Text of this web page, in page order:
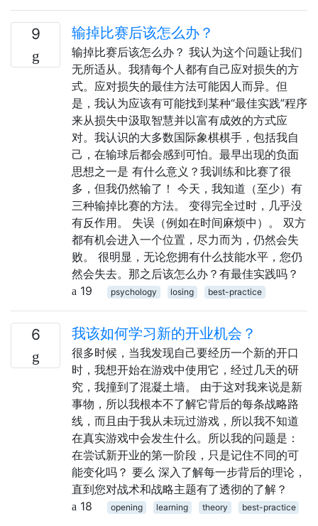
9 输掉比赛后该怎么办？
输掉比赛后该怎么办？ 我认为这个问题让我们
无所适从。我猜每个人都有自己应对损失的方
式。应对损失的最佳方法可能因人而异。但
是，我认为应该有可能找到某种“最佳实践”程序
来从损失中汲取智慧并以富有成效的方式应
对。我认识的大多数国际象棋棋手，包括我自
己，在输球后都会感到可怕。最早出现的负面
思想之一是 有什么意义？我训练和比赛了很
多，但我仍然输了！ 今天，我知道（至少）有
三种输掉比赛的方法。 变得完全过时，几乎没
有反作用。 失误（例如在时间麻烦中）。 双方
都有机会进入一个位置，尽力而为，仍然会失
败。 很明显，无论您拥有什么技能水平，您仍
然会失去。那之后该怎么办？有最佳实践吗？
19
psychology losing best-practice
6 我该如何学习新的开业机会？
很多时候，当我发现自己要经历一个新的开口
时，我想开始在游戏中使用它，经过几天的研
究，我撞到了混凝土墙。 由于这对我来说是新
事物，所以我根本不了解它背后的每条战略路
线，而且由于我从未玩过游戏，所以我不知道
在真实游戏中会发生什么。所以我的问题是：
在尝试新开业的第一阶段，只是记住不同的可
能变化吗？ 要么 深入了解每一步背后的理论，
直到您对战术和战略主题有了透彻的了解？
18
opening learning theory best-practice